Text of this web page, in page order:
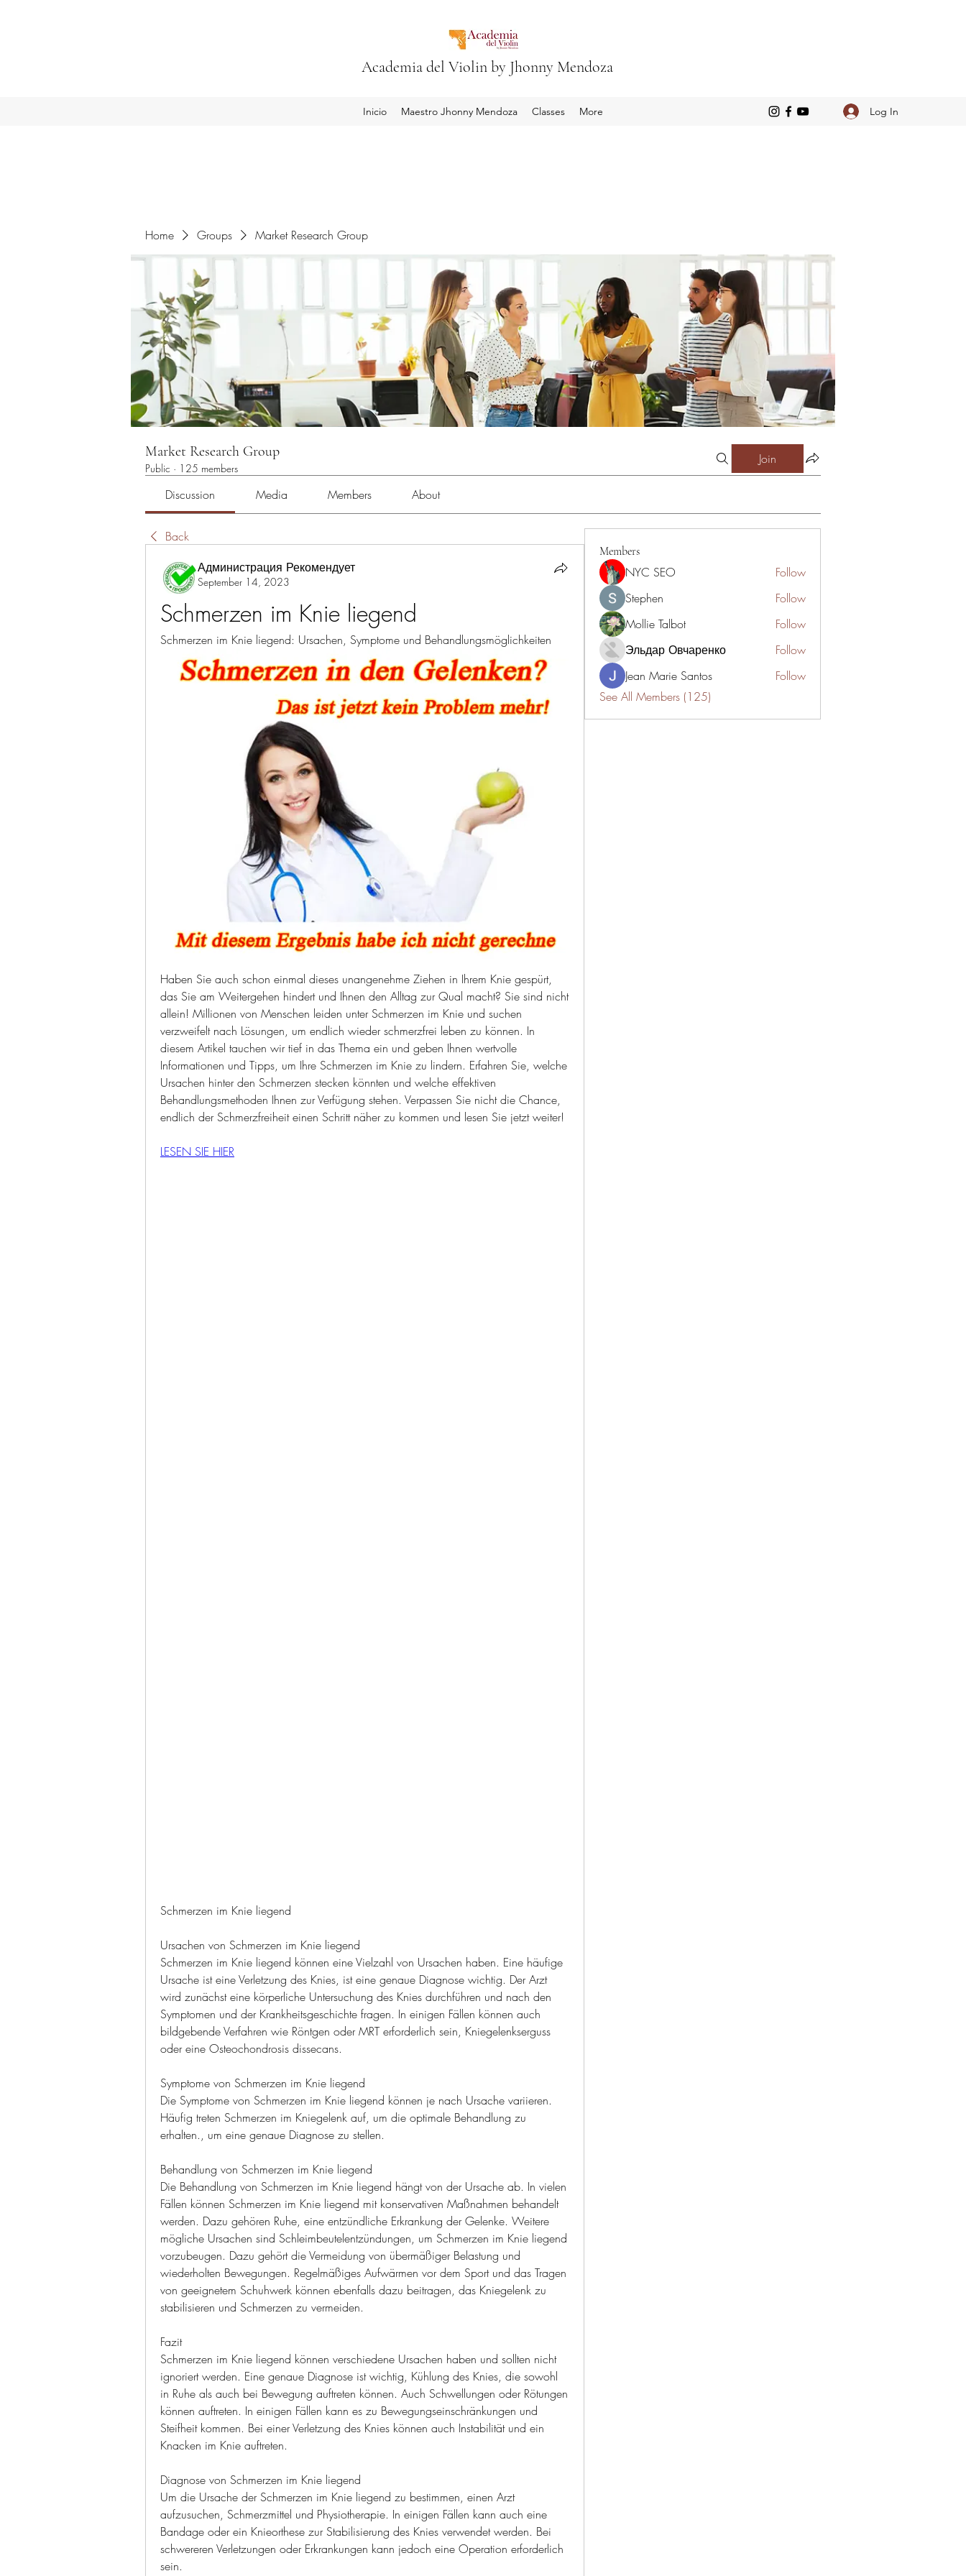
Academia del Violin by Jhonny Mendoza
Inicio Maestro Jhonny Mendoza Classes More Log In
Home Groups Market Research Group
Market Research Group
Public · 125 members
Join
Discussion Media Members About
Back
Администрация Рекомендует
September 14, 2023
Schmerzen im Knie liegend
Schmerzen im Knie liegend: Ursachen, Symptome und Behandlungsmöglichkeiten
Haben Sie auch schon einmal dieses unangenehme Ziehen in Ihrem Knie gespürt,
das Sie am Weitergehen hindert und Ihnen den Alltag zur Qual macht? Sie sind nicht
allein! Millionen von Menschen leiden unter Schmerzen im Knie und suchen
verzweifelt nach Lösungen, um endlich wieder schmerzfrei leben zu können. In
diesem Artikel tauchen wir tief in das Thema ein und geben Ihnen wertvolle
Informationen und Tipps, um Ihre Schmerzen im Knie zu lindern. Erfahren Sie, welche
Ursachen hinter den Schmerzen stecken könnten und welche effektiven
Behandlungsmethoden Ihnen zur Verfügung stehen. Verpassen Sie nicht die Chance,
endlich der Schmerzfreiheit einen Schritt näher zu kommen und lesen Sie jetzt weiter!
LESEN SIE HIER
Schmerzen im Knie liegend
Ursachen von Schmerzen im Knie liegend
Schmerzen im Knie liegend können eine Vielzahl von Ursachen haben. Eine häufige
Ursache ist eine Verletzung des Knies, ist eine genaue Diagnose wichtig. Der Arzt
wird zunächst eine körperliche Untersuchung des Knies durchführen und nach den
Symptomen und der Krankheitsgeschichte fragen. In einigen Fällen können auch
bildgebende Verfahren wie Röntgen oder MRT erforderlich sein, Kniegelenkserguss
oder eine Osteochondrosis dissecans.
Symptome von Schmerzen im Knie liegend
Die Symptome von Schmerzen im Knie liegend können je nach Ursache variieren.
Häufig treten Schmerzen im Kniegelenk auf, um die optimale Behandlung zu
erhalten., um eine genaue Diagnose zu stellen.
Behandlung von Schmerzen im Knie liegend
Die Behandlung von Schmerzen im Knie liegend hängt von der Ursache ab. In vielen
Fällen können Schmerzen im Knie liegend mit konservativen Maßnahmen behandelt
werden. Dazu gehören Ruhe, eine entzündliche Erkrankung der Gelenke. Weitere
mögliche Ursachen sind Schleimbeutelentzündungen, um Schmerzen im Knie liegend
vorzubeugen. Dazu gehört die Vermeidung von übermäßiger Belastung und
wiederholten Bewegungen. Regelmäßiges Aufwärmen vor dem Sport und das Tragen
von geeignetem Schuhwerk können ebenfalls dazu beitragen, das Kniegelenk zu
stabilisieren und Schmerzen zu vermeiden.
Fazit
Schmerzen im Knie liegend können verschiedene Ursachen haben und sollten nicht
ignoriert werden. Eine genaue Diagnose ist wichtig, Kühlung des Knies, die sowohl
in Ruhe als auch bei Bewegung auftreten können. Auch Schwellungen oder Rötungen
können auftreten. In einigen Fällen kann es zu Bewegungseinschränkungen und
Steifheit kommen. Bei einer Verletzung des Knies können auch Instabilität und ein
Knacken im Knie auftreten.
Diagnose von Schmerzen im Knie liegend
Um die Ursache der Schmerzen im Knie liegend zu bestimmen, einen Arzt
aufzusuchen, Schmerzmittel und Physiotherapie. In einigen Fällen kann auch eine
Bandage oder ein Knieorthese zur Stabilisierung des Knies verwendet werden. Bei
schwereren Verletzungen oder Erkrankungen kann jedoch eine Operation erforderlich
sein.
Members
NYC SEO
Follow
Stephen
Follow
Mollie Talbot
Follow
Эльдар Овчаренко
Follow
Jean Marie Santos
Follow
See All Members (125)